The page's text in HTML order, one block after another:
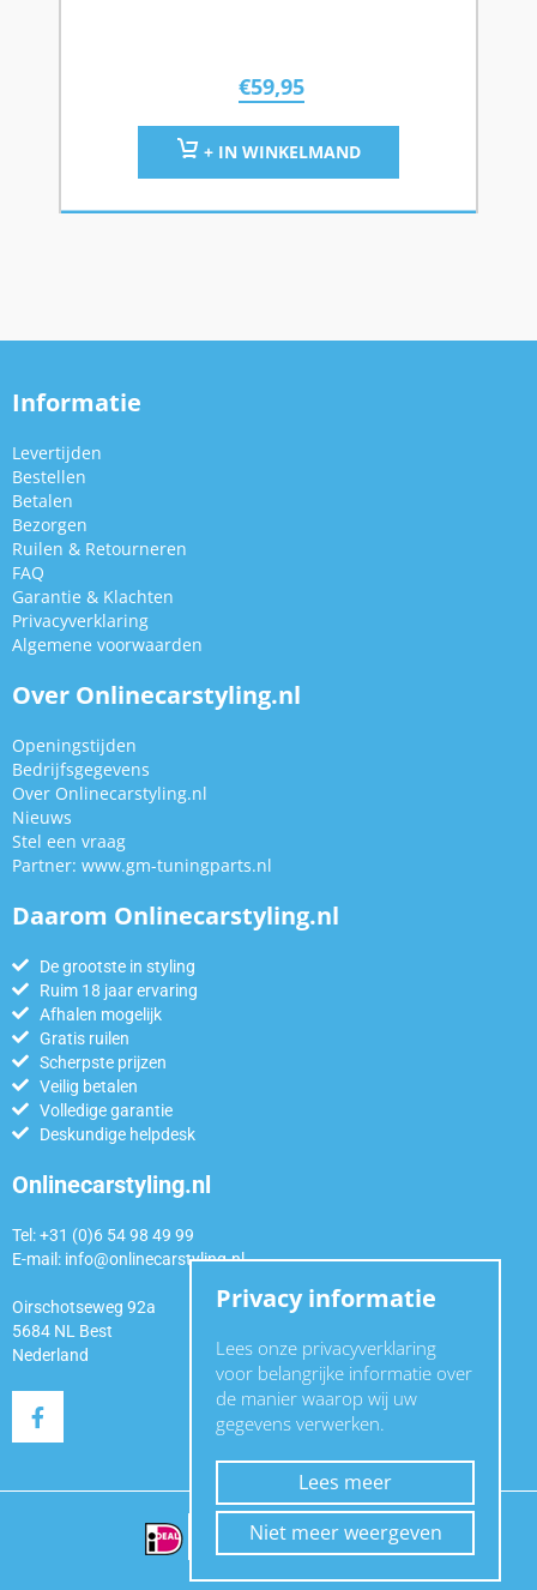
€59,95
+ IN WINKELMAND
Informatie
Levertijden
Bestellen
Betalen
Bezorgen
Ruilen & Retourneren
FAQ
Garantie & Klachten
Privacyverklaring
Algemene voorwaarden
Over Onlinecarstyling.nl
Openingstijden
Bedrijfsgegevens
Over Onlinecarstyling.nl
Nieuws
Stel een vraag
Partner: www.gm-tuningparts.nl
Daarom Onlinecarstyling.nl
De grootste in styling
Ruim 18 jaar ervaring
Afhalen mogelijk
Gratis ruilen
Scherpste prijzen
Veilig betalen
Volledige garantie
Deskundige helpdesk
Onlinecarstyling.nl
Tel: +31 (0)6 54 98 49 99
E-mail: info@onlinecarstyling.nl
Oirschotseweg 92a
5684 NL Best
Nederland
Privacy informatie
Lees onze privacyverklaring
voor belangrijke informatie over
de manier waarop wij uw
gegevens verwerken.
Lees meer
Niet meer weergeven